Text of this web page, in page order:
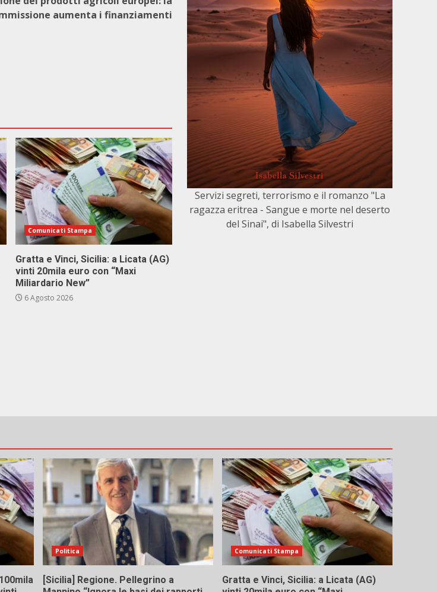
aumenta i finanziamenti
Comunicati Stampa
Gratta e Vinci, Sicilia: a Licata (AG)
vinti 20mila euro con “Maxi
Miliardario New”
6 Agosto 2026
Servizi segreti, terrorismo e il romanzo "La
ragazza eritrea - Sangue e morte nel deserto
del Sinai", di Isabella Silvestri
Politica
[Sicilia] Regione. Pellegrino a
Comunicati Stampa
Gratta e Vinci, Sicilia: a Licata (AG)